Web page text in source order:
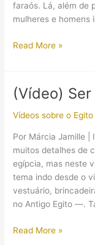
faraós. Lá, além de
mulheres e homens
Sepulturas
egípcias
revelam
desnutrição
diz
arqueóloga
Read More »
(Vídeo)
Vídeos sobre o
Por Márcia Jamille |
muitos detalhes de
egípcia, mas neste
tema indo desde o
vestuário,
no Antigo Egito —.
(Vídeo)
Read More »